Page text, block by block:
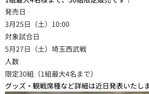
発売日
3月25日（土）10:00
対象試合日
5月27日（土）埼玉西武戦
人数
限定30組（1組最大4名まで）
グッズ・観戦席種など詳細は近日発表いたし